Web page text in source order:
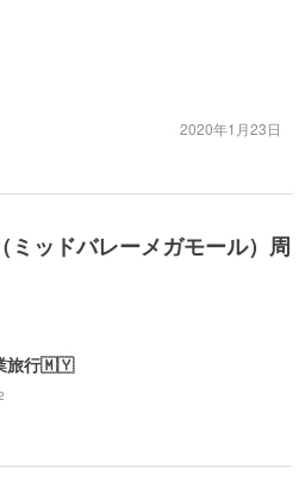
2020年1月23日
ッドバレーメガモール）周
旅行🇲🇾